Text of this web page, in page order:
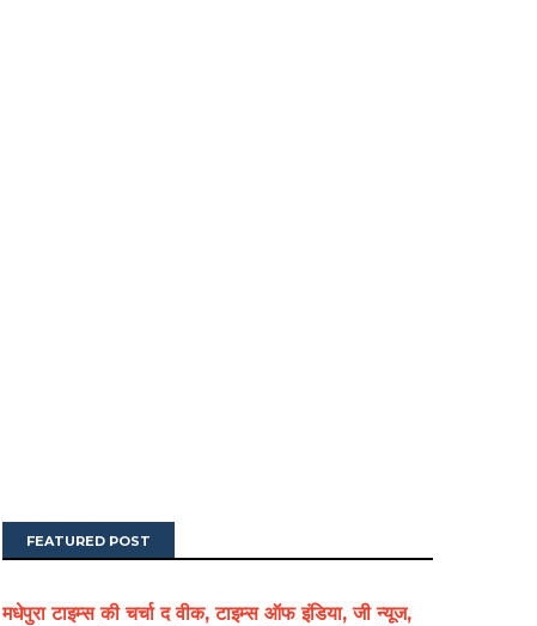
FEATURED POST
मधेपुरा टाइम्स की चर्चा द वीक, टाइम्स ऑफ इंडिया, जी न्यूज,